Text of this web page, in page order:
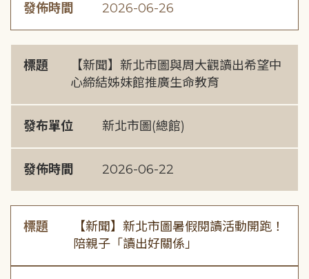
發佈時間 2026-06-26
標題
【新聞】新北市圖與周大觀讀出希望中
心締結姊妹館推廣生命教育
發布單位 新北市圖(總館)
發佈時間 2026-06-22
標題
【新聞】新北市圖暑假閱讀活動開跑！
陪親子「讀出好關係」